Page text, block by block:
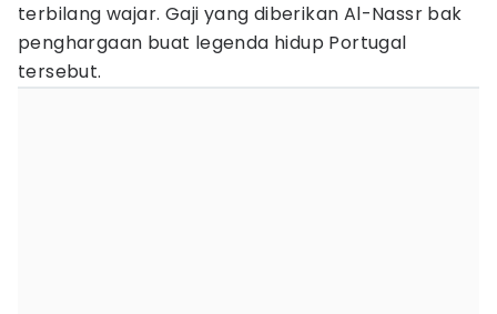
terbilang wajar. Gaji yang diberikan Al-Nassr bak
penghargaan buat legenda hidup Portugal
tersebut.